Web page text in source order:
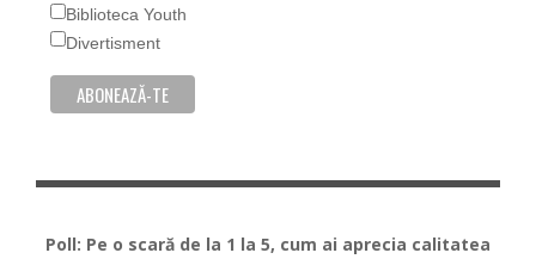
Biblioteca Youth
Divertisment
Poll: Pe o scară de la 1 la 5, cum ai aprecia calitatea